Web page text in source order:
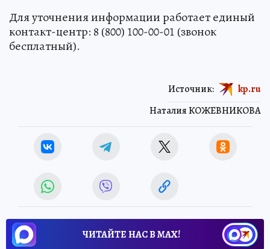
Для уточнения информации работает единый
контакт-центр: 8 (800) 100-00-01 (звонок
бесплатный).
Наталия КОЖЕВНИКОВА
Источник: kp.ru
ЧИТАЙТЕ НАС В МАХ!